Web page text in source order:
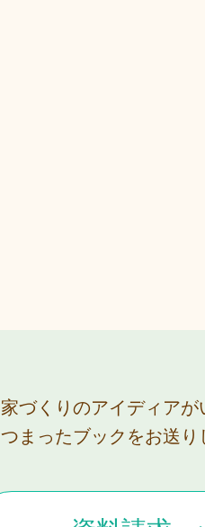
家づくりのアイディアが
つまったブックをお送り